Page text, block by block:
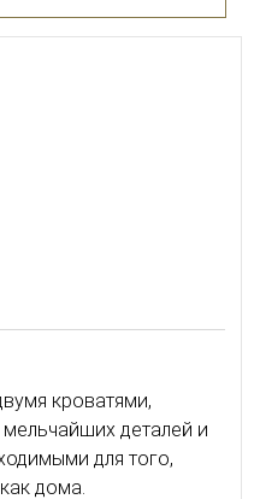
кроватями,
деталей и
для того,
дома.